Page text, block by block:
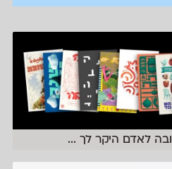
לאדם היקר לך ...